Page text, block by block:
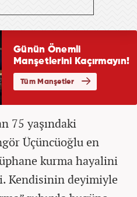
75 yaşındaki
Üçüncüoğlu en
kurma hayalini
Kendisinin deyimiyle